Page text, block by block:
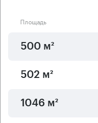
Площадь
500 м²
502 м²
1046 м²